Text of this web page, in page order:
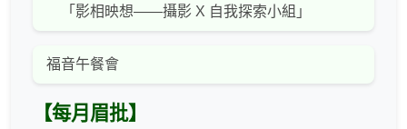
「影相映想——攝影 X 自我探索小組」
福音午餐會
【每月眉批】